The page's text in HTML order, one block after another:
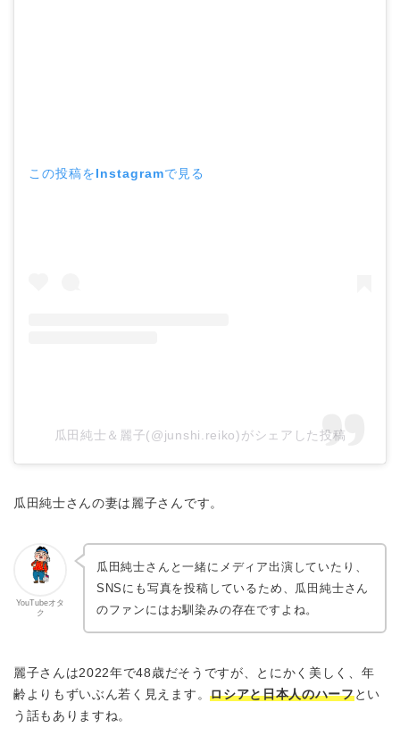
この投稿をInstagramで見る
瓜田純士＆麗子(@junshi.reiko)がシェアした投稿
瓜田純士さんの妻は麗子さんです。
YouTubeオタ
ク
瓜田純士さんと一緒にメディア出演していたり、
SNSにも写真を投稿しているため、瓜田純士さん
のファンにはお馴染みの存在ですよね。
麗子さんは2022年で48歳だそうですが、とにかく美しく、年
齢よりもずいぶん若く見えます。ロシアと日本人のハーフとい
う話もありますね。